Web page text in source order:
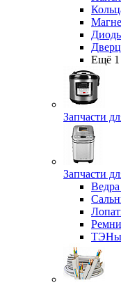
Ещё 1
Запчасти
Запчасти
Ведра
ТЭНы